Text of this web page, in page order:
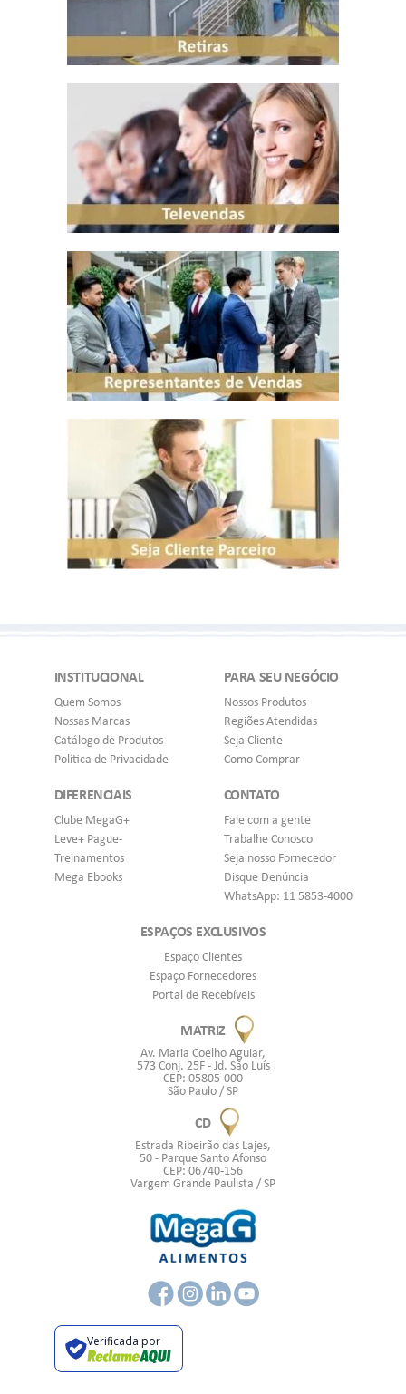
INSTITUCIONAL
Quem Somos
Nossas Marcas
Catálogo de Produtos
Política de Privacidade
PARA SEU NEGÓCIO
Nossos Produtos
Regiões Atendidas
Seja Cliente
Como Comprar
DIFERENCIAIS
Clube MegaG+
Leve+ Pague-
Treinamentos
Mega Ebooks
CONTATO
Fale com a gente
Trabalhe Conosco
Seja nosso Fornecedor
Disque Denúncia
WhatsApp: 11 5853-4000
ESPAÇOS EXCLUSIVOS
Espaço Clientes
Espaço Fornecedores
Portal de Recebíveis
MATRIZ
Av. Maria Coelho Aguiar,
573 Conj. 25F - Jd. São Luís
CEP: 05805-000
São Paulo / SP
CD
Estrada Ribeirão das Lajes,
50 - Parque Santo Afonso
CEP: 06740-156
Vargem Grande Paulista / SP
Verificada por